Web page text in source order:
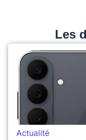
Les
Actualité